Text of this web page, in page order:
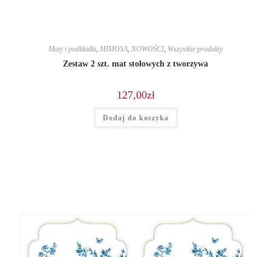
Maty i podkładki, MIMOSA, NOWOŚCI, Wszystkie produkty
Zestaw 2 szt. mat stołowych z tworzywa
127,00zł
Dodaj do koszyka